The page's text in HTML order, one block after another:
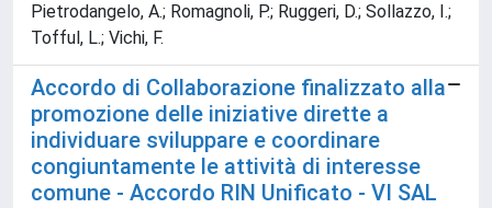
Pietrodangelo, A.; Romagnoli, P.; Ruggeri, D.; Sollazzo, I.;
Tofful, L.; Vichi, F.
Accordo di Collaborazione finalizzato alla
promozione delle iniziative dirette a
individuare sviluppare e coordinare
congiuntamente le attività di interesse
comune - Accordo RIN Unificato - VI SAL